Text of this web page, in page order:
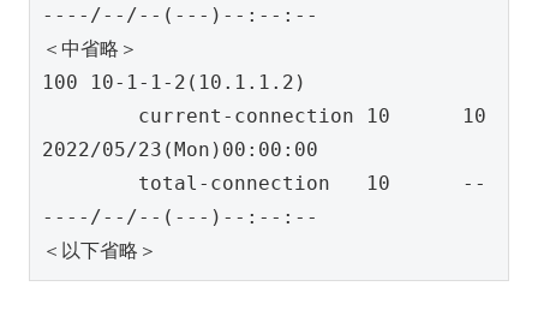
----/--/--(---)--:--:--
＜中省略＞
100 10-1-1-2(10.1.1.2)
2022/05/23(Mon)00:00:00
----/--/--(---)--:--:--
＜以下省略＞